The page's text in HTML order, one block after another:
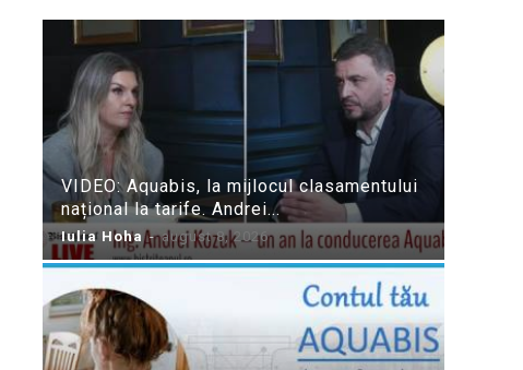
VIDEO: Aquabis, la mijlocul clasamentului
național la tarife. Andrei...
Iulia Hoha - august 8, 2026